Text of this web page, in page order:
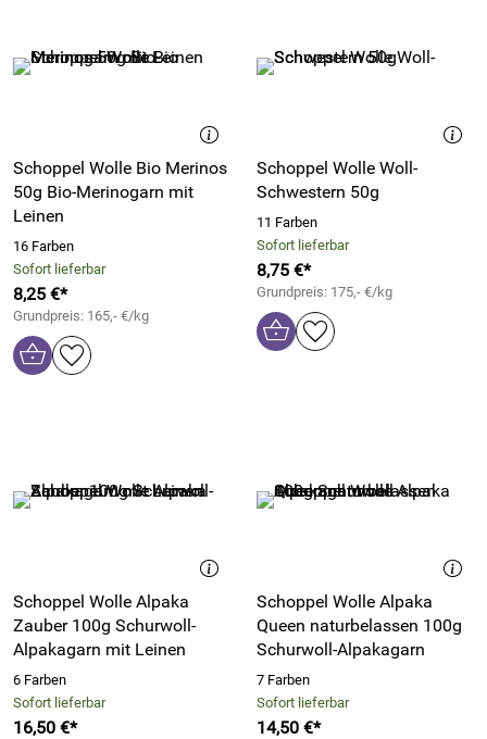
Schoppel Wolle Bio Merinos
50g Bio-Merinogarn mit
Leinen
16 Farben
Sofort lieferbar
8,25 €*
Grundpreis: 165,- €/kg
Schoppel Wolle Woll-
Schwestern 50g
11 Farben
Sofort lieferbar
8,75 €*
Grundpreis: 175,- €/kg
Schoppel Wolle Alpaka
Zauber 100g Schurwoll-
Alpakagarn mit Leinen
6 Farben
Sofort lieferbar
16,50 €*
Schoppel Wolle Alpaka
Queen naturbelassen 100g
Schurwoll-Alpakagarn
7 Farben
Sofort lieferbar
14,50 €*